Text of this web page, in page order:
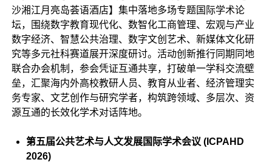
沙湘江月亮岛荟语酒店】集中落地多场专题国际学术论
坛，围绕数字教育现代化、数智化工商管理、宏观与产业
数字经济、智慧公共治理、数字文创艺术、新媒体文化研
究等多元社科赛道展开深度研讨。活动创新推行同期同地
联合办会机制，参会凭证互通共享，打破单一学科交流壁
垒，汇聚海内外高校教研人员、教育从业者、经济管理实
务专家、文艺创作与研究学者，构筑跨领域、多层次、资
源互通的长效化学术对话阵地。
第五届公共艺术与人文发展国际学术会议 (ICPAHD
2026)